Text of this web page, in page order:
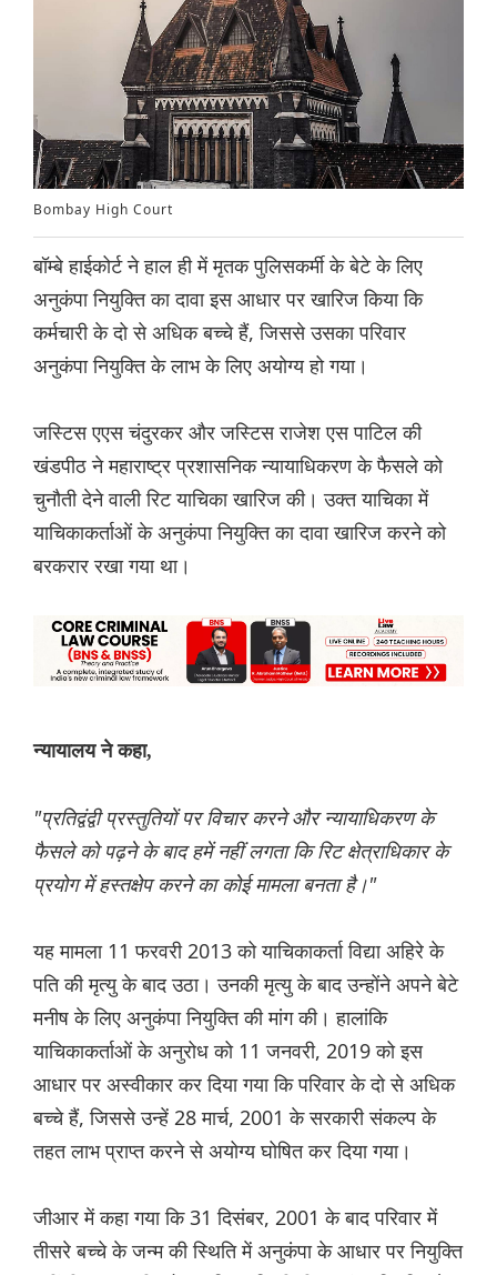
Bombay High Court
बॉम्बे हाईकोर्ट ने हाल ही में मृतक पुलिसकर्मी के बेटे के लिए
अनुकंपा नियुक्ति का दावा इस आधार पर खारिज किया कि
कर्मचारी के दो से अधिक बच्चे हैं, जिससे उसका परिवार
अनुकंपा नियुक्ति के लाभ के लिए अयोग्य हो गया।
जस्टिस एएस चंदुरकर और जस्टिस राजेश एस पाटिल की
खंडपीठ ने महाराष्ट्र प्रशासनिक न्यायाधिकरण के फैसले को
चुनौती देने वाली रिट याचिका खारिज की। उक्त याचिका में
याचिकाकर्ताओं के अनुकंपा नियुक्ति का दावा खारिज करने को
बरकरार रखा गया था।
न्यायालय ने कहा,
"प्रतिद्वंद्वी प्रस्तुतियों पर विचार करने और न्यायाधिकरण के
फैसले को पढ़ने के बाद हमें नहीं लगता कि रिट क्षेत्राधिकार के
प्रयोग में हस्तक्षेप करने का कोई मामला बनता है।"
यह मामला 11 फरवरी 2013 को याचिकाकर्ता विद्या अहिरे के
पति की मृत्यु के बाद उठा। उनकी मृत्यु के बाद उन्होंने अपने बेटे
मनीष के लिए अनुकंपा नियुक्ति की मांग की। हालांकि
याचिकाकर्ताओं के अनुरोध को 11 जनवरी, 2019 को इस
आधार पर अस्वीकार कर दिया गया कि परिवार के दो से अधिक
बच्चे हैं, जिससे उन्हें 28 मार्च, 2001 के सरकारी संकल्प के
तहत लाभ प्राप्त करने से अयोग्य घोषित कर दिया गया।
जीआर में कहा गया कि 31 दिसंबर, 2001 के बाद परिवार में
तीसरे बच्चे के जन्म की स्थिति में अनुकंपा के आधार पर नियुक्ति